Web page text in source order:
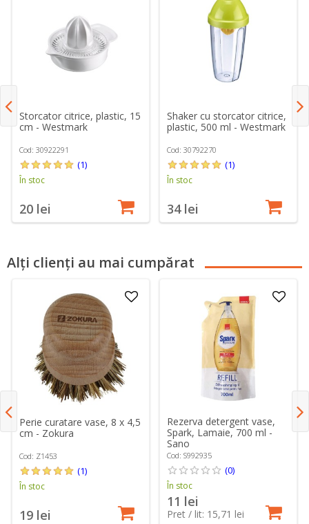
Storcator citrice, plastic, 15
cm - Westmark
Cod: 30922291
(1)
În stoc
20 lei
Shaker cu storcator citrice,
plastic, 500 ml - Westmark
Cod: 30792270
(1)
În stoc
34 lei
Alți clienți au mai cumpărat
Perie curatare vase, 8 x 4,5
cm - Zokura
Cod: Z1453
(1)
În stoc
19 lei
Rezerva detergent vase,
Spark, Lamaie, 700 ml -
Sano
Cod: S992935
(0)
În stoc
11 lei
Pret / lit: 15,71 lei